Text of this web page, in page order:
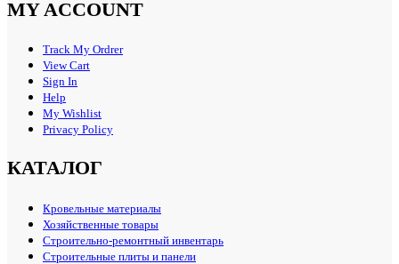
MY ACCOUNT
Track My Ordrer
View Cart
Sign In
Help
My Wishlist
Privacy Policy
КАТАЛОГ
Кровельные материалы
Хозяйственные товары
Строительно-ремонтный инвентарь
Строительные плиты и панели